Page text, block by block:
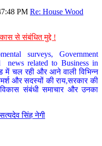
PM Re: House Wood
से संबंधित मुद्दे !
surveys, Government
news related to Business in
में चल रही और आने वाली विभिन्न
और सदस्यों की राय,सरकार की
संबंधी समाचार और उनका
सत्यदेव सिंह नेगी